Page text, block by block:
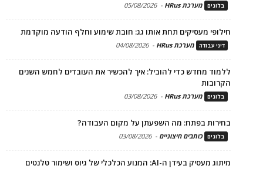
בלוגים מערכת HRus -
05/08/2026
חילופי מעסיקים תחת אותו גג: חובת שימוע וחלף הודעה מוקדמת
דיני עבודה מערכת HRus -
04/08/2026
ללמוד מחדש כדי להוביל: איך להכשיר את העובדים לחמש השנים
הקרובות
בלוגים מערכת HRus -
03/08/2026
בחירות בפתח: מה השפעתן על מקום העבודה?
בלוגים כותבים חיצוניים -
03/08/2026
מיתוג מעסיק בעידן ה-AI: המנוע הכלכלי של גיוס ושימור טלנטים